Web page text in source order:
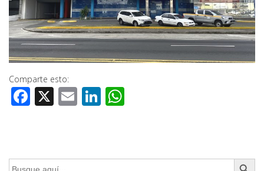
Comparte esto:
Facebook
X EmailLinkedIn
Buscar: Botón de